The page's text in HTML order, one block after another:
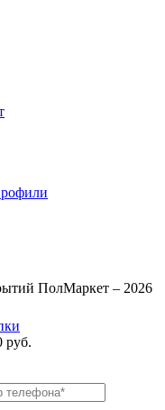
ПолМаркет – 2026
руб.